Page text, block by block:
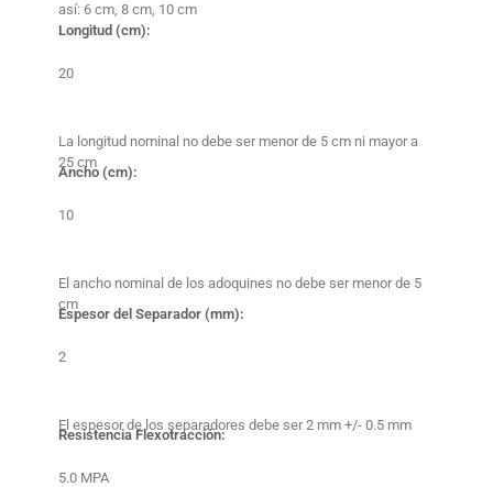
así: 6 cm, 8 cm, 10 cm
Longitud (cm):
20
La longitud nominal no debe ser menor de 5 cm ni mayor a
25 cm
Ancho (cm):
10
El ancho nominal de los adoquines no debe ser menor de 5
cm
Espesor del Separador (mm):
2
El espesor de los separadores debe ser 2 mm +/- 0.5 mm
Resistencia Flexotracción:
5.0 MPA